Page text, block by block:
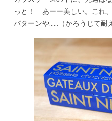
っと！ あーー美しい。これ
パターンや……（かろうじて耐